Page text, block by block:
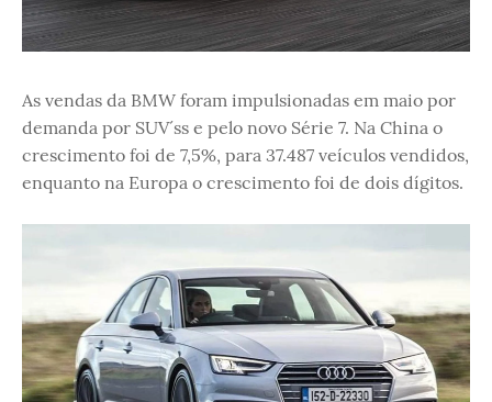
As vendas da BMW foram impulsionadas em maio por
demanda por SUV´ss e pelo novo Série 7. Na China o
crescimento foi de 7,5%, para 37.487 veículos vendidos,
enquanto na Europa o crescimento foi de dois dígitos.